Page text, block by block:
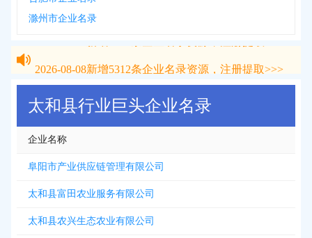
滁州市企业名录
2026-08-08新增5312条企业名录资源，注册提取>>>
太和县行业巨头企业名录
企业名称
阜阳市产业供应链管理有限公司
太和县富田农业服务有限公司
太和县农兴生态农业有限公司